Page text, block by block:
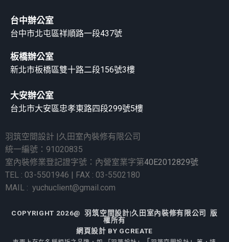
台中辦公室
台中市北屯區祥順路一段437號
板橋辦公室
新北市板橋區雙十路二段156號3樓
大安辦公室
台北市大安區忠孝東路四段299號5樓
羽筑空間設計 |久田室內裝修有限公司
統一編號：91020835
室內裝修業登記證字號：內營室業字第40E2012829號
TEL : 03-5501946 | FAX : 03-5502180
MAIL : yuchuclient@gmail.com
COPYRIGHT 2026@ 羽筑空間設計|久田室內裝修有限公司 版
權所有
網頁設計 BY GCREATE